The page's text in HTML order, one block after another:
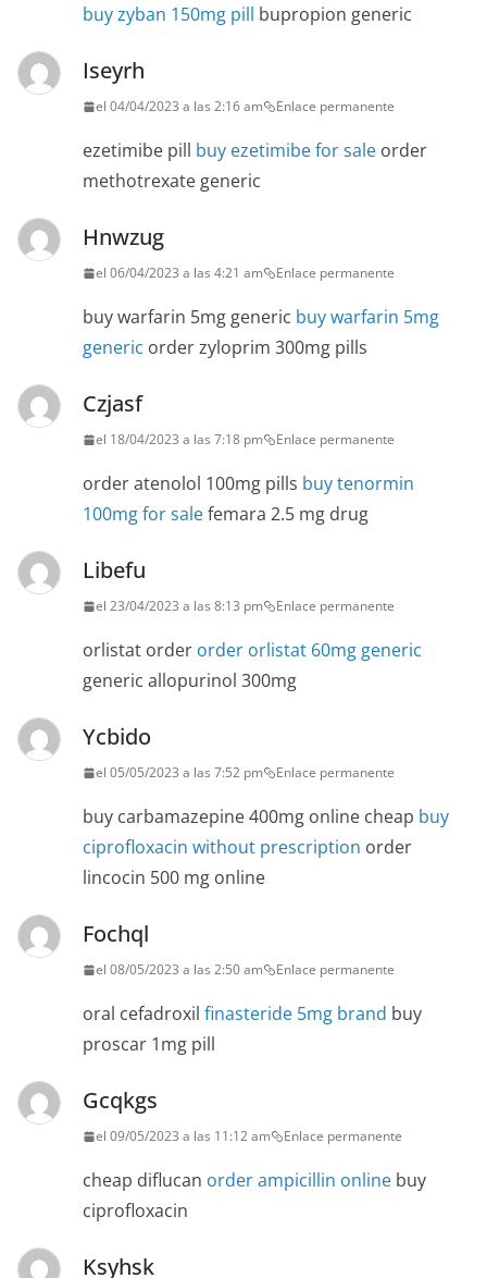
buy zyban 150mg pill bupropion generic
Iseyrh
el 04/04/2023 a las 2:16 am Enlace permanente
ezetimibe pill buy ezetimibe for sale order
methotrexate generic
Hnwzug
el 06/04/2023 a las 4:21 am Enlace permanente
buy warfarin 5mg generic buy warfarin 5mg
generic order zyloprim 300mg pills
Czjasf
el 18/04/2023 a las 7:18 pm Enlace permanente
order atenolol 100mg pills buy tenormin
100mg for salefemara 2.5 mg drug
Libefu
el 23/04/2023 a las 8:13 pm Enlace permanente
orlistat order order orlistat 60mg generic
generic allopurinol 300mg
Ycbido
el 05/05/2023 a las 7:52 pm Enlace permanente
buy carbamazepine 400mg online cheap buy
ciprofloxacin without prescription order
lincocin 500 mg online
Fochql
el 08/05/2023 a las 2:50 am Enlace permanente
oral cefadroxil finasteride 5mg brand buy
proscar 1mg pill
Gcqkgs
el 09/05/2023 a las 11:12 am Enlace permanente
cheap diflucan order ampicillin online buy
ciprofloxacin
Ksyhsk